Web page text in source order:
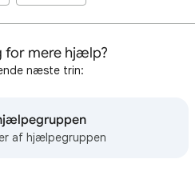
for mere hjælp?
næste trin:
af hjælpegruppen